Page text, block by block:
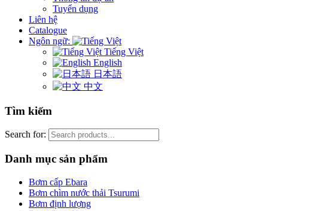
Tuyển dụng
Liên hệ
Catalogue
Ngôn ngữ:
Tiếng Việt
English
日本語
中文
Tìm kiếm
Search for:
Danh mục sản phẩm
Bơm cấp Ebara
Bơm chìm nước thải Tsurumi
Bơm định lượng